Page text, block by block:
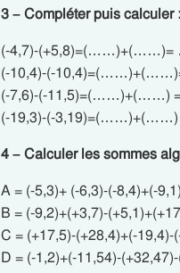
3 – Compléter puis calculer :
(-4,7)-
(-10,4)-(-
(-7,6)-(-11,5)=(……)+(……)
(-19,3)-(-
4 – Calculer les sommes
A = (-5,3)+ (-6,3)-(-8,4)+(-
B = (-9,2)+(+3,7)-
C = (+17,5)-(+28,4)+(-19,4)-
D = (-1,2)+(-11,54)-